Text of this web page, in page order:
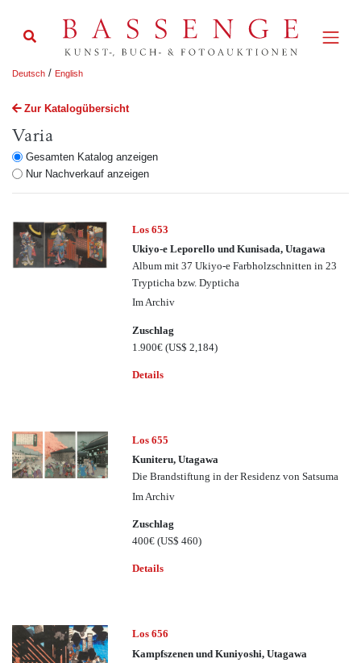
Deutsch / English
Zur Katalogübersicht
Varia
Gesamten Katalog anzeigen
Nur Nachverkauf anzeigen
Los 653
Ukiyo-e Leporello und Kunisada, Utagawa
Album mit 37 Ukiyo-e Farbholzschnitten in 23
Trypticha bzw. Dypticha
Im Archiv
Zuschlag
1.900€(US$ 2,184)
Details
Los 655
Kuniteru, Utagawa
Die Brandstiftung in der Residenz von Satsuma
Im Archiv
Zuschlag
400€(US$ 460)
Details
Los 656
Kampfszenen und Kuniyoshi, Utagawa